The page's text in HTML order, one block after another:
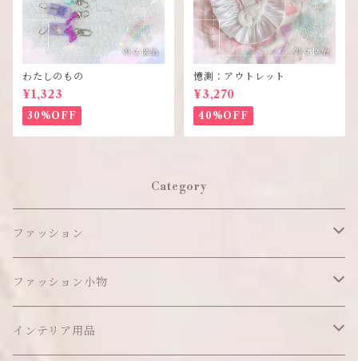
わたしのもの
¥1,323
30%OFF
憶測：アウトレット
¥3,270
40%OFF
Category
ファッション
ワンピース
アウター
ファッション小物
ヘッドアイテム
インテリア用品